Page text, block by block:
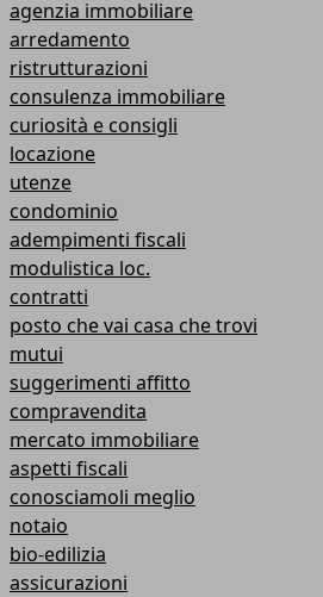
agenzia immobiliare
arredamento
ristrutturazioni
consulenza immobiliare
curiosità e consigli
locazione
utenze
condominio
adempimenti fiscali
modulistica loc.
contratti
posto che vai casa che trovi
mutui
suggerimenti affitto
compravendita
mercato immobiliare
aspetti fiscali
conosciamoli meglio
notaio
bio-edilizia
assicurazioni